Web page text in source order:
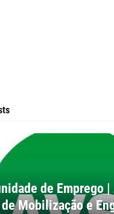
de Emprego |
Mobilização e